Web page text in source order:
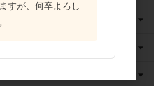
すが、何卒よろし